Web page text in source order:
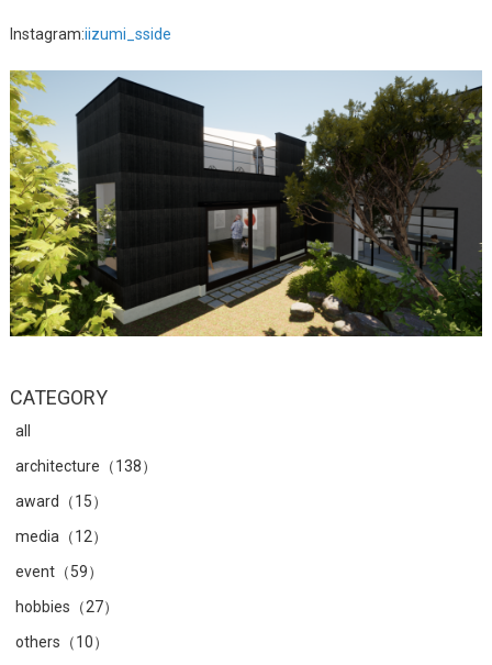
Instagram:iizumi_sside
CATEGORY
all
architecture（138）
award（15）
media（12）
event（59）
hobbies（27）
others（10）